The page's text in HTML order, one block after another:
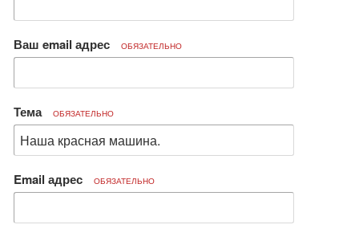
Ваш email адрес ОБЯЗАТЕЛЬНО
Тема ОБЯЗАТЕЛЬНО
Email адрес ОБЯЗАТЕЛЬНО